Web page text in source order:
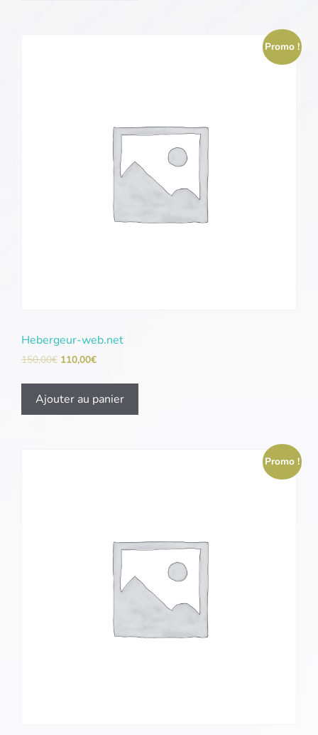
Promo !
Hebergeur-web.net
150,00€ 110,00€
Ajouter au panier
Promo !